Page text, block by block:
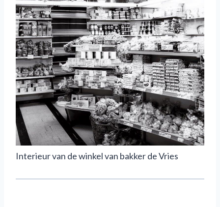
Interieur van de winkel van bakker de Vries